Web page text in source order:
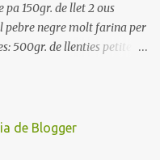
pa 150gr. de llet 2 ous
pebre negre molt farina per
500gr. de llenties petites
en un bol i barregeu-la
de Blogger